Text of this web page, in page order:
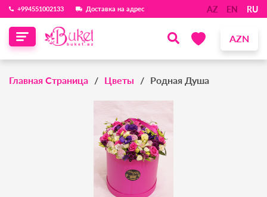
‪+994551002133‬ Доставка на адрес AZ EN RU
AZN
Главная Страница Цветы Родная Душа